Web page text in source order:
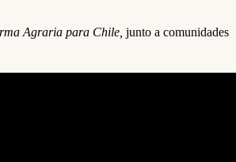
Agraria para Chile, junto a comunidades